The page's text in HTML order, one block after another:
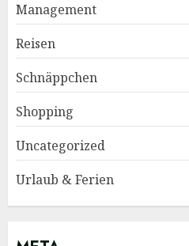
Management
Reisen
Schnäppchen
Shopping
Uncategorized
Urlaub & Ferien